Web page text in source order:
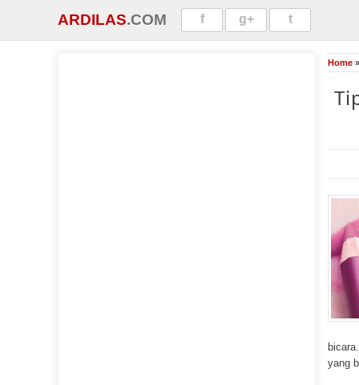
ARDILAS.COM f g+ t
Home
yang